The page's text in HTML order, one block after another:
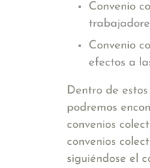
Convenio
Convenio
efectos a
Dentro de
podremos
convenios
convenios
siguiéndose el